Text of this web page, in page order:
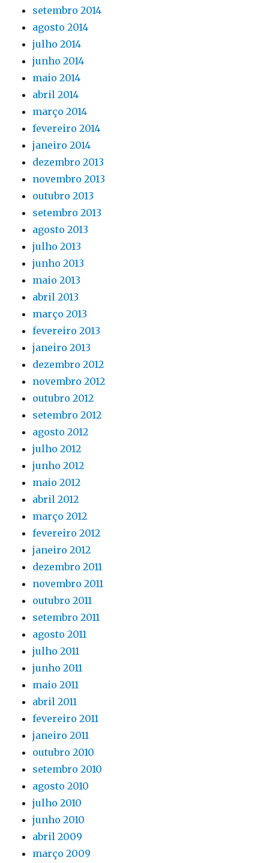
setembro 2014
agosto 2014
julho 2014
junho 2014
maio 2014
abril 2014
março 2014
fevereiro 2014
janeiro 2014
dezembro 2013
novembro 2013
outubro 2013
setembro 2013
agosto 2013
julho 2013
junho 2013
maio 2013
abril 2013
março 2013
fevereiro 2013
janeiro 2013
dezembro 2012
novembro 2012
outubro 2012
setembro 2012
agosto 2012
julho 2012
junho 2012
maio 2012
abril 2012
março 2012
fevereiro 2012
janeiro 2012
dezembro 2011
novembro 2011
outubro 2011
setembro 2011
agosto 2011
julho 2011
junho 2011
maio 2011
abril 2011
fevereiro 2011
janeiro 2011
outubro 2010
setembro 2010
agosto 2010
julho 2010
junho 2010
abril 2009
março 2009